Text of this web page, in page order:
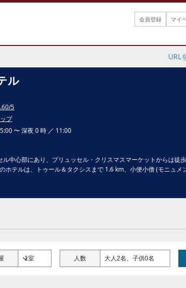
会員登録 マイ
URL
ル
5
プ
〜 深夜 0 時 ／ 11:00
中心部にあり、ブリュッセル・クリスマスマーケットからは徒
ホテルは、トゥール＆タクシスまで 1.6 km、小便小僧 (モニュメ
人数 大人2名、子供0名